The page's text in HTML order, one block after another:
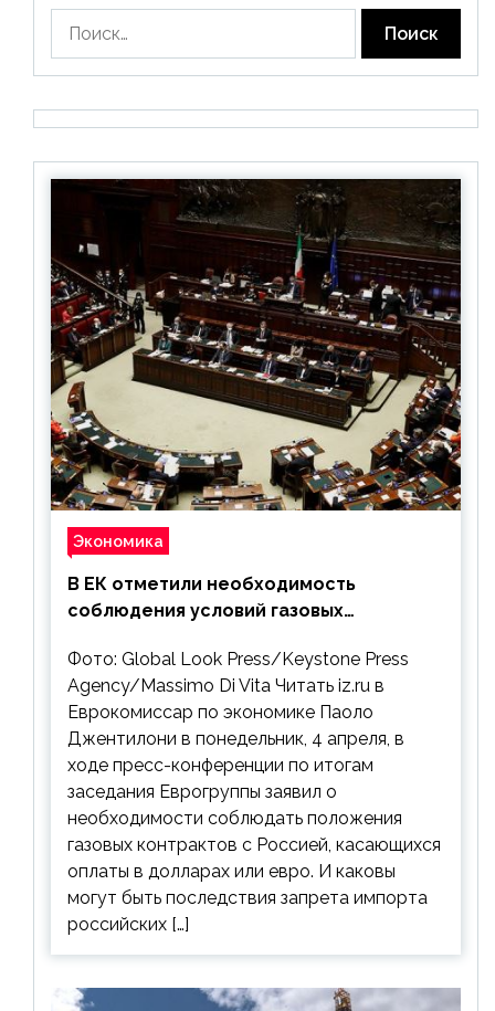
Экономика
В ЕК отметили необходимость
соблюдения условий газовых
Фото: Global Look Press/Keystone Press
Agency/Massimo Di Vita Читать iz.ru в
Еврокомиссар по экономике Паоло
Джентилони в понедельник, 4 апреля, в
ходе пресс-конференции по итогам
заседания Еврогруппы заявил о
необходимости соблюдать положения
газовых контрактов с Россией, касающихся
оплаты в долларах или евро. И каковы
могут быть последствия запрета импорта
российских […]